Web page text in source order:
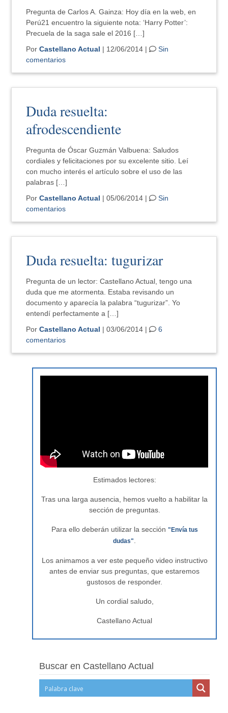
Pregunta de Carlos A. Gainza: Hoy día en la web, en
Perú21 encuentro la siguiente nota: ‘Harry Potter’:
Precuela de la saga sale el 2016 […]
PorCastellano Actual | 12/06/2014 |
Sin
comentarios
Duda resuelta:
afrodescendiente
Pregunta de Óscar Guzmán Valbuena: Saludos
cordiales y felicitaciones por su excelente sitio. Leí
con mucho interés el artículo sobre el uso de las
palabras […]
PorCastellano Actual | 05/06/2014 |
Sin
comentarios
Duda resuelta: tugurizar
Pregunta de un lector: Castellano Actual, tengo una
duda que me atormenta. Estaba revisando un
documento y aparecía la palabra “tugurizar”. Yo
entendí perfectamente a […]
PorCastellano Actual | 03/06/2014 |
6
comentarios
Estimados lectores:
Tras una larga ausencia, hemos vuelto a habilitar la
sección de preguntas.
Para ello deberán utilizar la sección "Envía tus
dudas"
Los animamos a ver este pequeño video instructivo
antes de enviar sus preguntas, que estaremos
gustosos de responder.
Un cordial saludo,
Castellano Actual
Buscar en Castellano Actual